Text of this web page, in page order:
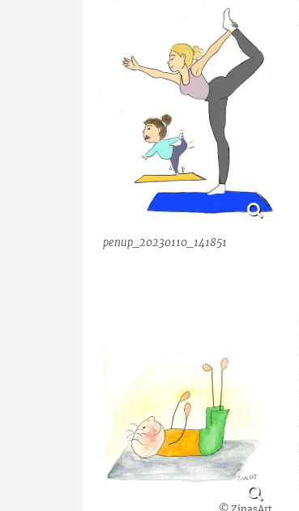
penup_20230110_141851